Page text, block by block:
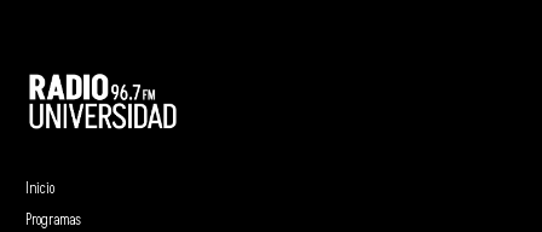
Inicio
Programas